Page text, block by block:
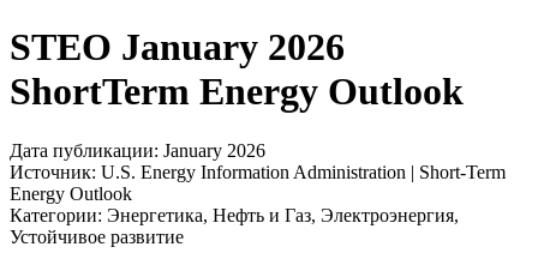
STEO January 2026
ShortTerm Energy Outlook
Дата публикации: January 2026
Источник: U.S. Energy Information Administration | Short-Term
Energy Outlook
Категории: Энергетика, Нефть и Газ, Электроэнергия,
Устойчивое развитие